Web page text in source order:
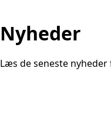
Nyheder
Læs de seneste